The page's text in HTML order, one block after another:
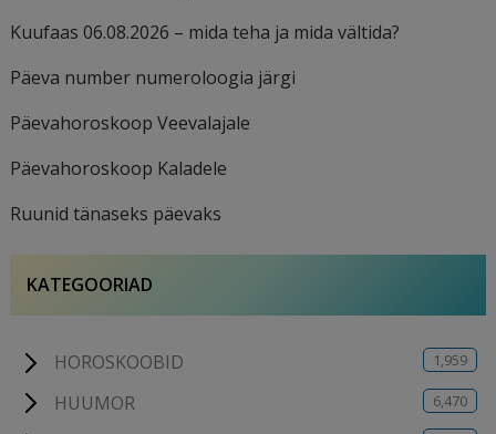
Kuufaas 06.08.2026 – mida teha ja mida vältida?
Päeva number numeroloogia järgi
Päevahoroskoop Veevalajale
Päevahoroskoop Kaladele
Ruunid tänaseks päevaks
KATEGOORIAD
HOROSKOOBID 1,959
HUUMOR 6,470